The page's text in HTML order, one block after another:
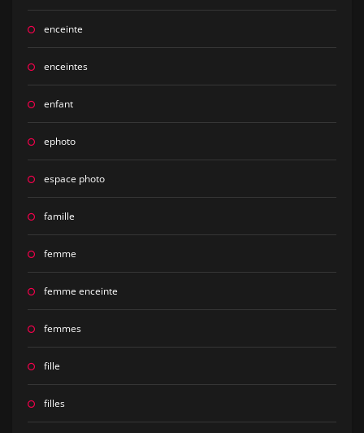
enceinte
enceintes
enfant
ephoto
espace photo
famille
femme
femme enceinte
femmes
fille
filles